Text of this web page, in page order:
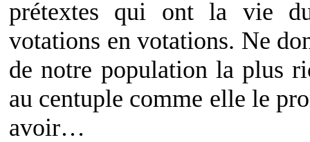
prétextes qui ont la vie
votations en votations. Ne
de notre population la plus
au centuple comme elle le
avoir…